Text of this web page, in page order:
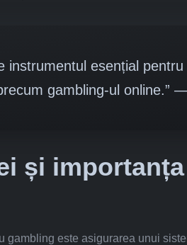
instrumentul esențial
gambling-ul online.”
și
este asigurarea unui